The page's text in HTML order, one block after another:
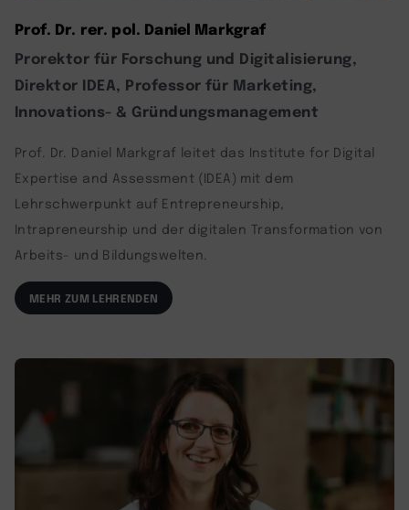
Prof. Dr. rer. pol. Daniel Markgraf
Prorektor für Forschung und Digitalisierung,
Direktor IDEA, Professor für Marketing,
Innovations- & Gründungsmanagement
Prof. Dr. Daniel Markgraf leitet das Institute for Digital
Expertise and Assessment (IDEA) mit dem
Lehrschwerpunkt auf Entrepreneurship,
Intrapreneurship und der digitalen Transformation von
Arbeits- und Bildungswelten.
MEHR ZUM LEHRENDEN